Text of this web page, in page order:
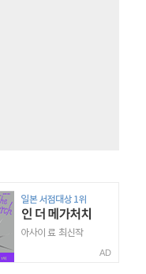
AD